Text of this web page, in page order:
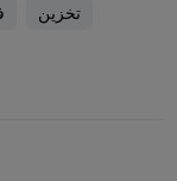
تخزين